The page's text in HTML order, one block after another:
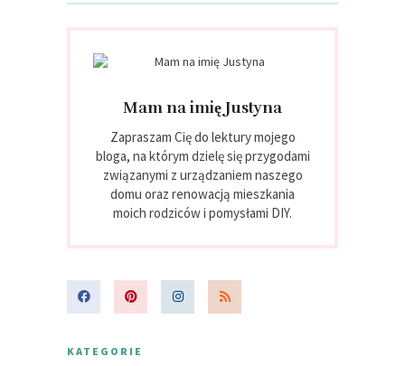
Mam na imię Justyna
Zapraszam Cię do lektury mojego
bloga, na którym dzielę się przygodami
związanymi z urządzaniem naszego
domu oraz renowacją mieszkania
moich rodziców i pomysłami DIY.
KATEGORIE